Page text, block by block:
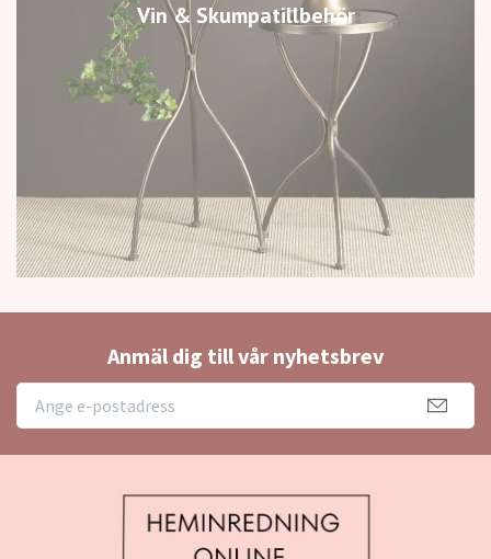
Vin & Skumpatillbehör
Anmäl dig till vår nyhetsbrev